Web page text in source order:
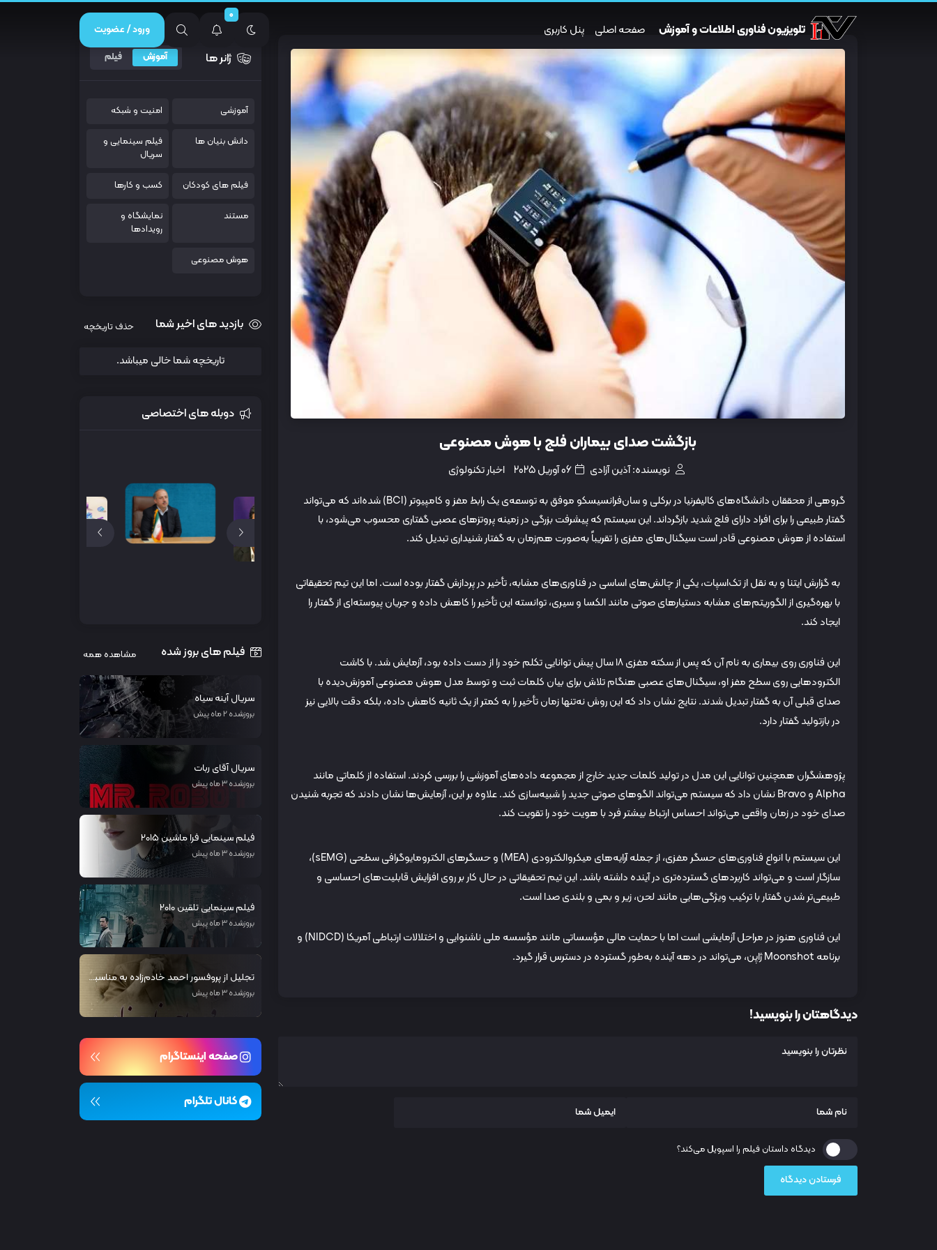
تلویزیون فناوری اطلاعات و آموزش صفحه اصلی پنل کاربری
0
ورود / عضویت
بازگشت صدای بیماران فلج با هوش مصنوعی
نویسنده: آذین آزادی 06 آوریل 2025
اخبار تکنولوژی
گروهی از محققان دانشگاه‌های کالیفرنیا در برکلی و سان‌فرانسیسکو موفق به توسعه‌ی یک رابط مغز و کامپیوتر (BCI) شده‌اند که می‌تواند
گفتار طبیعی را برای افراد دارای فلج شدید بازگرداند. این سیستم که پیشرفت بزرگی در زمینه پروتزهای عصبی گفتاری محسوب می‌شود، با
استفاده از هوش مصنوعی قادر است سیگنال‌های مغزی را تقریباً به‌صورت هم‌زمان به گفتار شنیداری تبدیل کند.
به گزارش ایتنا و به نقل از تک‌اسپات، یکی از چالش‌های اساسی در فناوری‌های مشابه، تأخیر در پردازش گفتار بوده است. اما این تیم تحقیقاتی
با بهره‌گیری از الگوریتم‌های مشابه دستیارهای صوتی مانند الکسا و سیری، توانسته این تأخیر را کاهش داده و جریان پیوسته‌ای از گفتار را
ایجاد کند.
این فناوری روی بیماری به نام آن که پس از سکته مغزی ۱۸ سال پیش توانایی تکلم خود را از دست داده بود، آزمایش شد. با کاشت
الکترودهایی روی سطح مغز او، سیگنال‌های عصبی هنگام تلاش برای بیان کلمات ثبت و توسط مدل هوش مصنوعی آموزش‌دیده با
صدای قبلی آن به گفتار تبدیل شدند. نتایج نشان داد که این روش نه‌تنها زمان تأخیر را به کمتر از یک ثانیه کاهش داده، بلکه دقت بالایی نیز
در بازتولید گفتار دارد.
پژوهشگران همچنین توانایی این مدل در تولید کلمات جدید خارج از مجموعه داده‌های آموزشی را بررسی کردند. استفاده از کلماتی مانند
Alpha و Bravo نشان داد که سیستم می‌تواند الگوهای صوتی جدید را شبیه‌سازی کند. علاوه بر این، آزمایش‌ها نشان دادند که تجربه شنیدن
صدای خود در زمان واقعی می‌تواند احساس ارتباط بیشتر فرد با هویت خود را تقویت کند.
این سیستم با انواع فناوری‌های حسگر مغزی، از جمله آرایه‌های میکروالکترودی (MEA) و حسگرهای الکترومایوگرافی سطحی (sEMG)،
سازگار است و می‌تواند کاربردهای گسترده‌تری در آینده داشته باشد. این تیم تحقیقاتی در حال کار بر روی افزایش قابلیت‌های احساسی و
طبیعی‌تر شدن گفتار با ترکیب ویژگی‌هایی مانند لحن، زیر و بمی و بلندی صدا است.
این فناوری هنوز در مراحل آزمایشی است اما با حمایت مالی مؤسساتی مانند مؤسسه ملی ناشنوایی و اختلالات ارتباطی آمریکا (NIDCD) و
برنامه Moonshot ژاپن، می‌تواند در دهه آینده به‌طور گسترده در دسترس قرار گیرد.
دیدگاهتان را بنویسید!
دیدگاه داستان فیلم را اسپویل می‌کند؟
ژانر ها آموزش فیلم
آموزشی امنیت و شبکه
دانش بنیان ها
فیلم سینمایی و
سریال
فیلم های کودکان کسب و کارها
مستند
نمایشگاه و
رویدادها
هوش مصنوعی
بازدید های اخیر شما حذف تاریخچه
تاریخچه شما خالی میباشد.
دوبله های اختصاصی
فیلم های بروز شده مشاهده همه
سریال آینه سیاه
بروزشده 2 ماه پیش
سریال آقای ربات
بروزشده 3 ماه پیش
فیلم سینمایی فرا ماشین 2015
بروزشده 3 ماه پیش
فیلم سینمایی تلقین 2010
بروزشده 3 ماه پیش
تجلیل از پروفسور احمد خادم‌زاده به مناسبت روز جهانی ارتباطات
بروزشده 3 ماه پیش
صفحه اینستاگرام
کانال تلگرام